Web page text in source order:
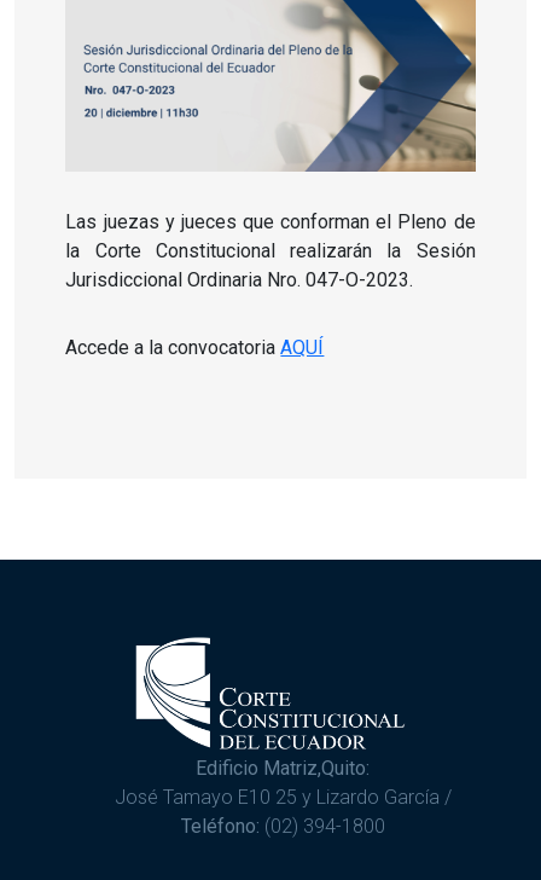
Las juezas y jueces que conforman el Pleno de
la Corte Constitucional realizarán la Sesión
Jurisdiccional Ordinaria Nro. 047-O-2023.
Accede a la convocatoriaAQUÍ
Edificio Matriz,Quito:
José Tamayo E10 25 y Lizardo García /
Teléfono: (02) 394-1800